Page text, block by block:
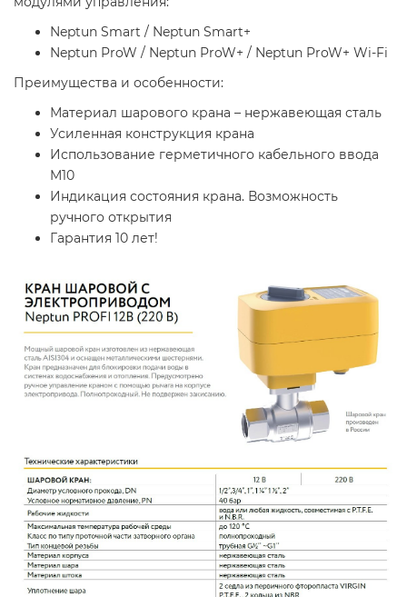
Neptun Smart / Neptun Smart+
Neptun ProW / Neptun ProW+ / Neptun ProW+ Wi-Fi
Преимущества и особенности:
Материал шарового крана – нержавеющая сталь
Усиленная конструкция крана
Использование герметичного кабельного ввода
M10
Индикация состояния крана. Возможность
ручного открытия
Гарантия 10 лет!